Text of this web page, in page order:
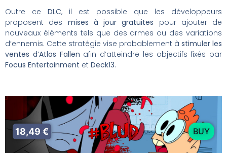
Outre ce DLC, il est possible que les développeurs
proposent des mises à jour gratuites pour ajouter de
nouveaux éléments tels que des armes ou des variations
d’ennemis. Cette stratégie vise probablement à stimuler les
ventes d’Atlas Fallen afin d’atteindre les objectifs fixés par
Focus Entertainment et Deck13.
18,49 € BUY